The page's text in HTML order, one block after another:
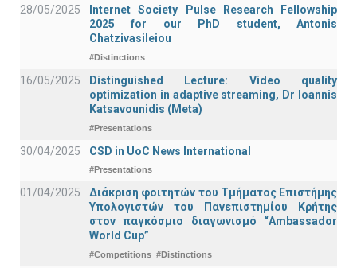
28/05/2025
Internet Society Pulse Research Fellowship
2025 for our PhD student, Antonis
Chatzivasileiou
#Distinctions
16/05/2025
Distinguished Lecture: Video quality
optimization in adaptive streaming, Dr Ioannis
Katsavounidis (Meta)
#Presentations
30/04/2025 CSD in UoC News International
#Presentations
01/04/2025
Διάκριση φοιτητών του Τμήματος Επιστήμης
Υπολογιστών του Πανεπιστημίου Κρήτης
στον παγκόσμιο διαγωνισμό “Ambassador
World Cup”
#Competitions #Distinctions